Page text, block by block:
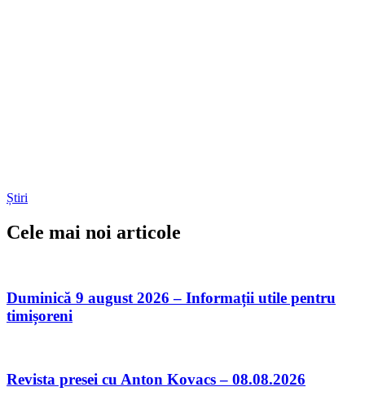
Știri
Cele mai noi articole
Duminică 9 august 2026 – Informații utile pentru
timișoreni
Revista presei cu Anton Kovacs – 08.08.2026